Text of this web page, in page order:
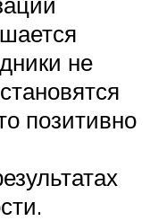
не
позитивно